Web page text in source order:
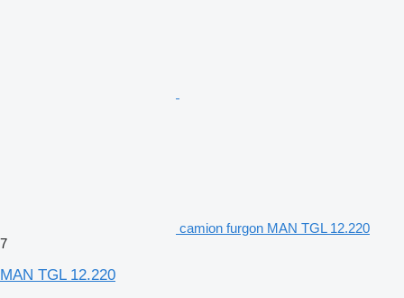
camion furgon MAN TGL 12.220
7
MAN TGL 12.220